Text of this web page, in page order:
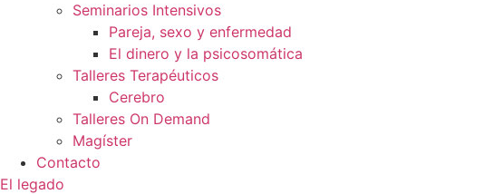
Seminarios Intensivos
Pareja, sexo y enfermedad
El dinero y la psicosomática
Talleres Terapéuticos
Cerebro
Talleres On Demand
Magíster
Contacto
El legado